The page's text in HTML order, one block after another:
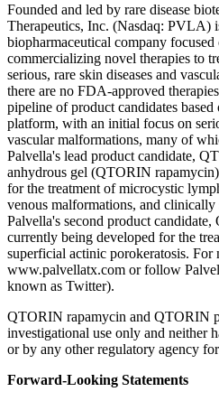
Founded and led by rare disease
Therapeutics, Inc. (Nasdaq: PVLA)
biopharmaceutical company
commercializing novel therapies to
serious, rare skin diseases and
there are no FDA-approved
pipeline of product candidates
platform, with an initial focus on
vascular malformations, many of
Palvella's lead product candidate,
anhydrous gel (QTORIN
for the treatment of microcystic
venous malformations, and
Palvella's second product
currently being developed for the
superficial actinic porokeratosis.
www.palvellatx.com or follow
known as Twitter).
QTORIN rapamycin and QTORIN
investigational use only and neither
or by any other regulatory agency
Forward-Looking Statements